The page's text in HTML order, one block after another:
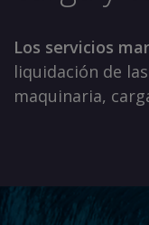
Los servicios
liquidación de
maquinaria,